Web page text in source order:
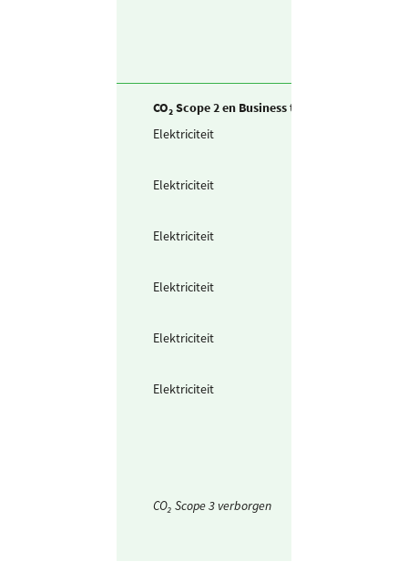
CO₂ Scope 2 en Business travel
Elektriciteit
Elektriciteit
Elektriciteit
Elektriciteit
Elektriciteit
Elektriciteit
CO₂ Scope 3 verborgen